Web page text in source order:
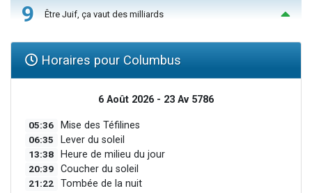
9 Être Juif, ça vaut des milliards
Horaires pour Columbus
6 Août 2026 - 23 Av 5786
05:36 Mise des Téfilines
06:35 Lever du soleil
13:38 Heure de milieu du jour
20:39 Coucher du soleil
21:22 Tombée de la nuit